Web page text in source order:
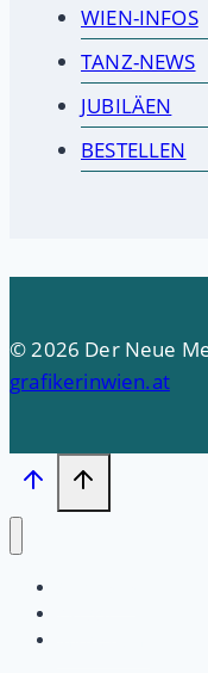
WIEN-INFOS
TANZ-NEWS
JUBILÄEN
BESTELLEN
© 2026 Der Neue
grafikerinwien.at